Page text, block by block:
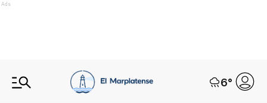
Ads
6°